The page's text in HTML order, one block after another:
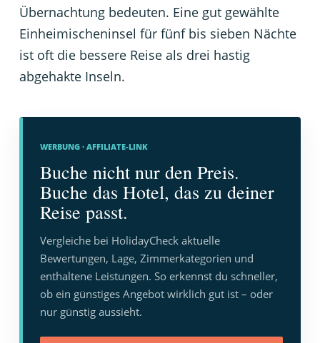
Übernachtung bedeuten. Eine gut gewählte
Einheimischeninsel für fünf bis sieben Nächte
ist oft die bessere Reise als drei hastig
abgehakte Inseln.
WERBUNG · AFFILIATE-LINK
Buche nicht nur den Preis.
Buche das Hotel, das zu deiner
Reise passt.
Vergleiche bei HolidayCheck aktuelle
Bewertungen, Lage, Zimmerkategorien und
enthaltene Leistungen. So erkennst du schneller,
ob ein günstiges Angebot wirklich gut ist – oder
nur günstig aussieht.